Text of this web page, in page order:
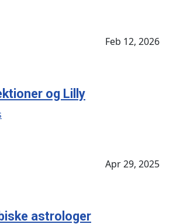
Feb 12, 2026
og Lilly
Apr 29, 2025
astrologer